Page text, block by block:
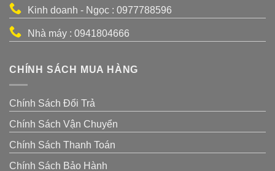
Kinh doanh - Ngọc : 0977788596
Nhà máy : 0941804666
CHÍNH SÁCH MUA HÀNG
Chính Sách Đổi Trả
Chính Sách Vận Chuyển
Chính Sách Thanh Toán
Chính Sách Bảo Hành